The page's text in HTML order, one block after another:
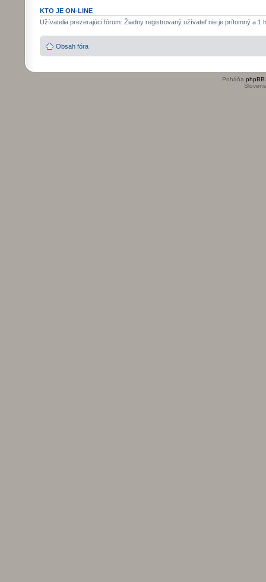
KTO JE ON-LINE
Užívatelia prezerajúci fórum: Žiadny registrovaný užívateľ nie je prítomný a 1
Obsah fóra
Poháňa phpBB